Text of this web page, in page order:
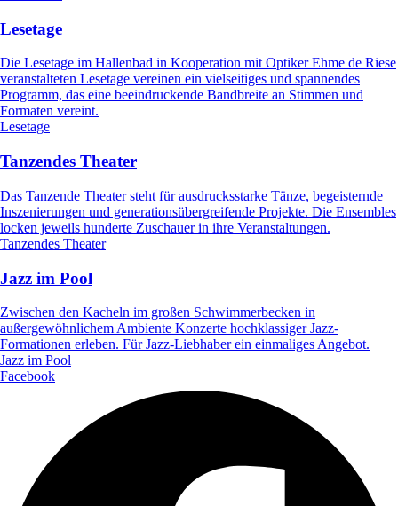
Lesetage
Die Lesetage im Hallenbad in Kooperation mit Optiker Ehme de Riese
veranstalteten Lesetage vereinen ein vielseitiges und spannendes
Programm, das eine beeindruckende Bandbreite an Stimmen und
Formaten vereint.
Lesetage
Tanzendes Theater
Das Tanzende Theater steht für ausdrucksstarke Tänze, begeisternde
Inszenierungen und generations­übergreifende Projekte. Die Ensembles
locken jeweils hunderte Zuschauer in ihre Veranstaltungen.
Tanzendes Theater
Jazz im Pool
Zwischen den Kacheln im großen Schwimmerbecken in
außergewöhnlichem Ambiente Konzerte hochklassiger Jazz-
Formationen erleben. Für Jazz-Liebhaber ein einmaliges Angebot.
Jazz im Pool
Facebook